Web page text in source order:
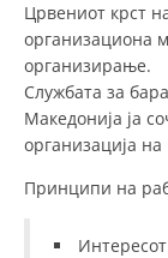
Црвениот крст
организациона
организирање.
Службата за
Македонија ја
организација
Принципи на